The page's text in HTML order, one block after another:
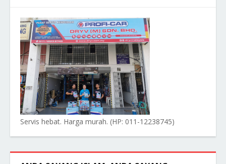
Servis hebat. Harga murah. (HP: 011-12238745)